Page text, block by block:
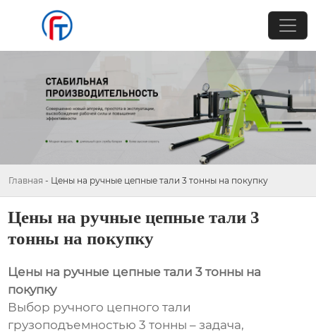
Главная - Цены на ручные цепные тали 3 тонны на покупку
Цены на ручные цепные тали 3
тонны на покупку
Цены на ручные цепные тали 3 тонны на
покупку
Выбор ручного цепного тали
грузоподъемностью 3 тонны – задача,